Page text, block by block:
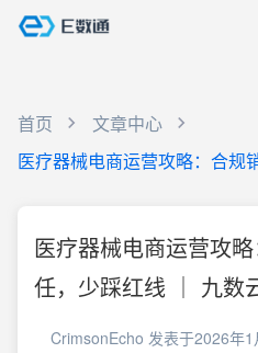
首页
文章中心
医疗器械电商运营攻略：合规
医疗器械电商运营攻
任，少踩红线 ｜ 九数
CrimsonEcho 发表于2026年1